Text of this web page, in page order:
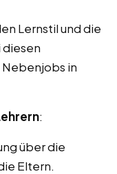
Lernstil und die
diesen
in
:
über die
Eltern.